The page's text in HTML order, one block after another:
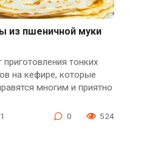
из пшеничной муки
тонких
на кефире, которые
многим и приятно
1 0 524